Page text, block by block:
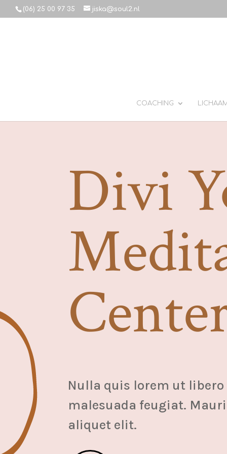
(06) 25 00 97 35 jiska@soul2.nl
COACHING
Divi
Nulla quis lorem ut libero
malesuada feugiat.
aliquet elit.